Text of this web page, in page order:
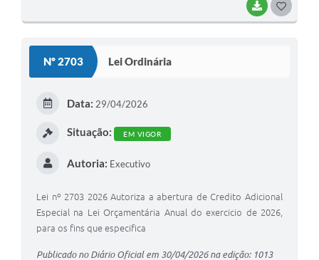
BAIXAR
Nº 2703 Lei Ordinária
Data: 29/04/2026
Situação: EM VIGOR
Autoria: Executivo
Lei nº 2703 2026 Autoriza a abertura de Credito Adicional
Especial na Lei Orçamentária Anual do exercicio de 2026,
para os fins que especifica
Publicado no Diário Oficial em 30/04/2026 na edição: 1013